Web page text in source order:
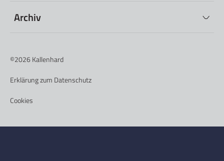
Archiv
©2026 Kallenhard
Erklärung zum Datenschutz
Cookies